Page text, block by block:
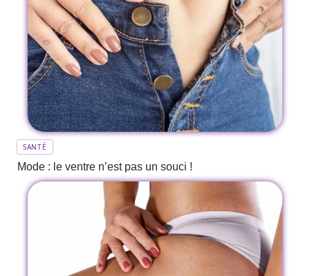
SANTÉ
Mode : le ventre n’est pas un souci !